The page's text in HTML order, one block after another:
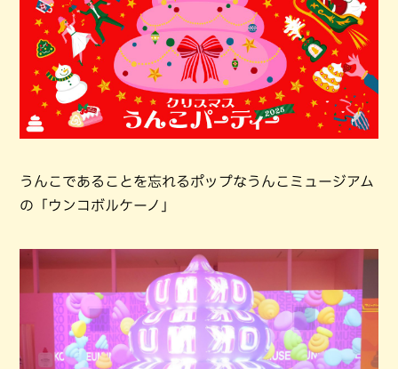
うんこであることを忘れるポップなうんこミュージアム
の「ウンコボルケーノ」